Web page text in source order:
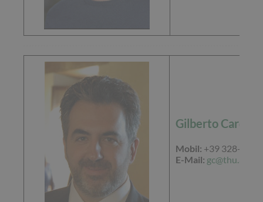
Gilberto
Mobil: +39 328-65
E-Mail: gc@thu.at